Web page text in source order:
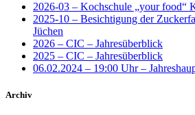
2026-03 – Kochschule „your food“
2025-10 – Besichtigung der
Jüchen
2026 – CIC – Jahresüberblick
2025 – CIC – Jahresüberblick
06.02.2024 – 19:00 Uhr –
Archiv